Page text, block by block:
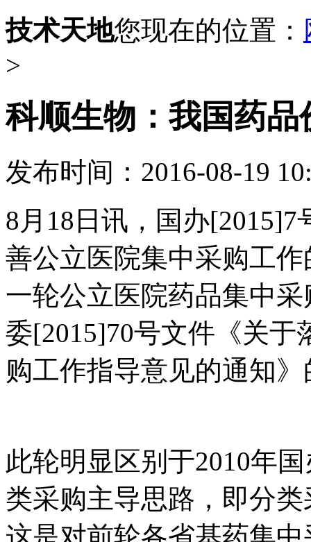
技术天地您现在的位置：
>
科顺生物：我国药品
发布时间：2016-08-19
8月18日讯，国办
善公立医院集中采购工
一轮公立医院药品集中
委[2015]70号文件《关
购工作指导意见的通知
此轮明显区别于2010年
类采购主导思路，即分